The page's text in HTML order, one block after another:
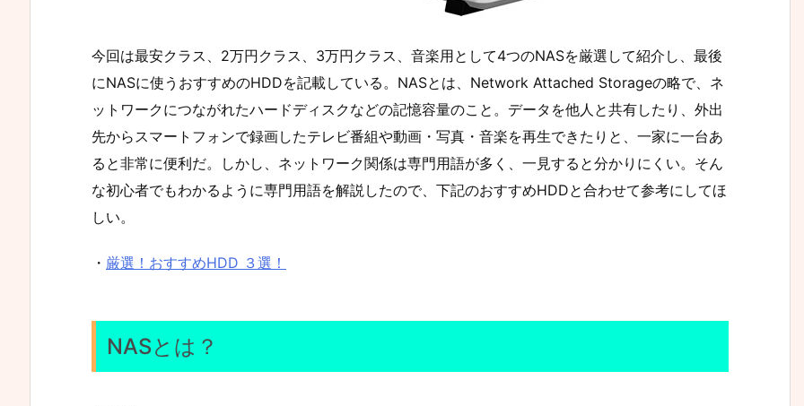
今回は最安クラス、2万円クラス、3万円クラス、音楽用として4つのNASを厳選して紹介し、最後
にNASに使うおすすめのHDDを記載している。NASとは、Network Attached Storageの略で、ネ
ットワークにつながれたハードディスクなどの記憶容量のこと。データを他人と共有したり、外出
先からスマートフォンで録画したテレビ番組や動画・写真・音楽を再生できたりと、一家に一台あ
ると非常に便利だ。しかし、ネットワーク関係は専門用語が多く、一見すると分かりにくい。そん
な初心者でもわかるように専門用語を解説したので、下記のおすすめHDDと合わせて参考にしてほ
しい。
・ 厳選！おすすめHDD ３選！
NASとは？